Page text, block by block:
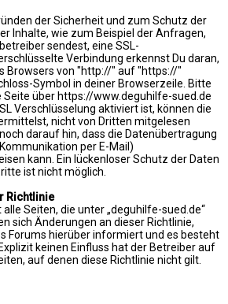
der Sicherheit und zum Schutz der
Inhalte, wie zum Beispiel der Anfragen,
sendest, eine SSL-
Verbindung erkennst Du daran,
Browsers von "http://" auf "https://"
Symbol in deiner Browserzeile. Bitte
über https://www.deguhilfe-sued.de
Verschlüsselung aktiviert ist, können die
nicht von Dritten mitgelesen
darauf hin, dass die Datenübertragung
per E-Mail)
kann. Ein lückenloser Schutz der Daten
ist nicht möglich.
Richtlinie
Seiten, die unter „deguhilfe-sued.de“
sich Änderungen an dieser Richtlinie,
Forums hierüber informiert und es besteht
keinen Einfluss hat der Betreiber auf
auf denen diese Richtlinie nicht gilt.